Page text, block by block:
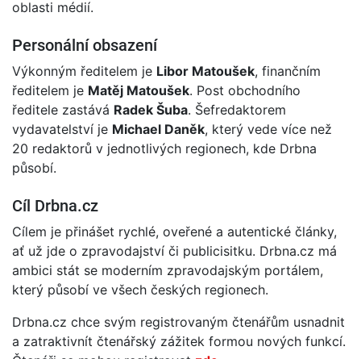
oblasti médií.
Personální obsazení
Výkonným ředitelem je Libor Matoušek, finančním
ředitelem je Matěj Matoušek. Post obchodního
ředitele zastává Radek Šuba. Šefredaktorem
vydavatelství je Michael Daněk, který vede více než
20 redaktorů v jednotlivých regionech, kde Drbna
působí.
Cíl Drbna.cz
Cílem je přinášet rychlé, oveřené a autentické články,
ať už jde o zpravodajství či publicisitku. Drbna.cz má
ambici stát se moderním zpravodajským portálem,
který působí ve všech českých regionech.
Drbna.cz chce svým registrovaným čtenářům usnadnit
a zatraktivnít čtenářský zážitek formou nových funkcí.